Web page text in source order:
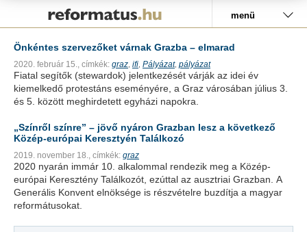
menü
Önkéntes szervezőket várnak Grazba – elmarad
2020. február 15., címkék: graz ifi Pályázat, pályázat
Fiatal segítők (stewardok) jelentkezését várják az idei év
kiemelkedő protestáns eseményére, a Graz városában július 3.
és 5. között meghirdetett egyházi napokra.
„Színről színre” – jövő nyáron Grazban lesz a következő
Közép-európai Keresztyén Találkozó
2019. november 18., címkék: graz
2020 nyarán immár 10. alkalommal rendezik meg a Közép-
európai Keresztény Találkozót, ezúttal az ausztriai Grazban. A
Generális Konvent elnöksége is részvételre buzdítja a magyar
reformátusokat.